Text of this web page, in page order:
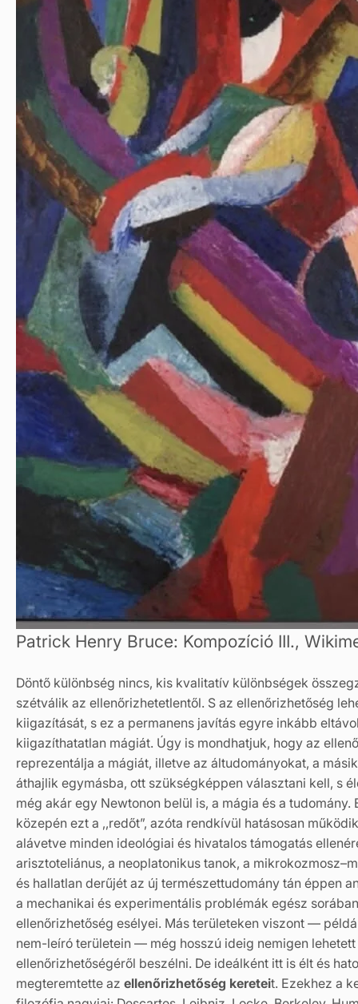
Patrick Henry Bruce: Kompozíció III.,
Döntő különbség nincs, kis kvalitatív különbségek
szétválik az ellenőrizhetetlentől. S az ellenőrizhetőség
kiigazítását, s ez a permanens javítás egyre inkább
kiigazíthatatlan mágiát. Úgy is mondhatjuk, hogy az
reprezentálja a mágiát, illetve az áltudományokat, a
áthajlik egymásba, ott szükségképpen választani kell, s
még akár egy Newtonon belül is, a mágia és a
közepén ezt a ,,redőt”, azóta rendkívül hatásosan
alávetve minden ideológiai és hivatalos támogatás
arisztoteliánus, a neoplatonikus tanok, a
és hallatlan derűjét az új természettudomány tán éppen
a mechanikai és experimentális problémák egész
ellenőrizhetőség esélyei. Más területeken viszont —
nem-leíró területein — még hosszú ideig nemigen
ellenőrizhetőségéről beszélni. De ideálként itt is élt és
megteremtette az ellenőrizhetőség kereteit. Ezekhez a